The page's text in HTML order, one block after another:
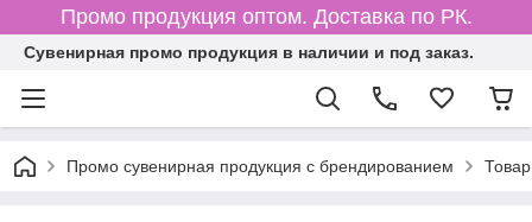
Промо продукция оптом. Доставка по РК.
Cувенирная промо продукция в наличии и под заказ.
Промо сувенирная продукция с брендированием